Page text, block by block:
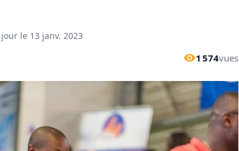
le 13 janv. 2023
1 574vues